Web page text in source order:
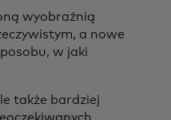
wyobraźnią
a nowe
w jaki
także bardziej